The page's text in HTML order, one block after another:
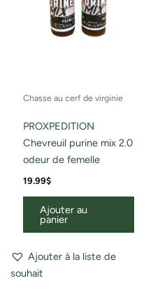
Chasse au cerf de virginie
PROXPEDITION
Chevreuil purine mix 2.0
odeur de femelle
19.99$
Ajouter au
panier
Ajouter à la liste de
souhait